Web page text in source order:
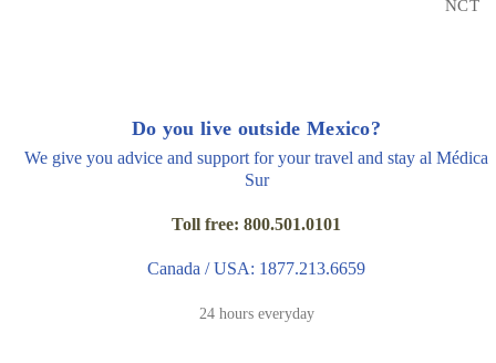
NCT
Do you live outside Mexico?
We give you advice and support for your travel and stay al Médica
Sur
Toll free: 800.501.0101
Canada / USA: 1877.213.6659
24 hours everyday